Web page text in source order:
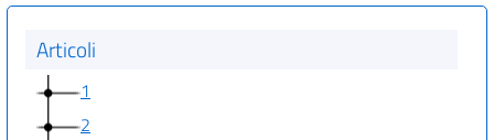
Articoli
1
2